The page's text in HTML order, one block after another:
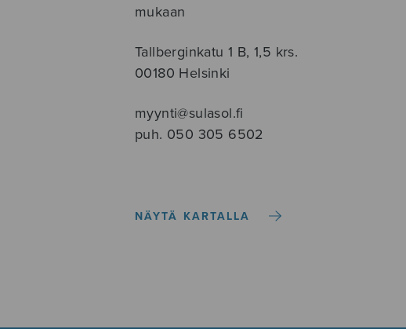
mukaan
Tallberginkatu 1 B, 1,5 krs.
00180 Helsinki
myynti@sulasol.fi
puh. 050 305 6502
NÄYTÄ KARTALLA